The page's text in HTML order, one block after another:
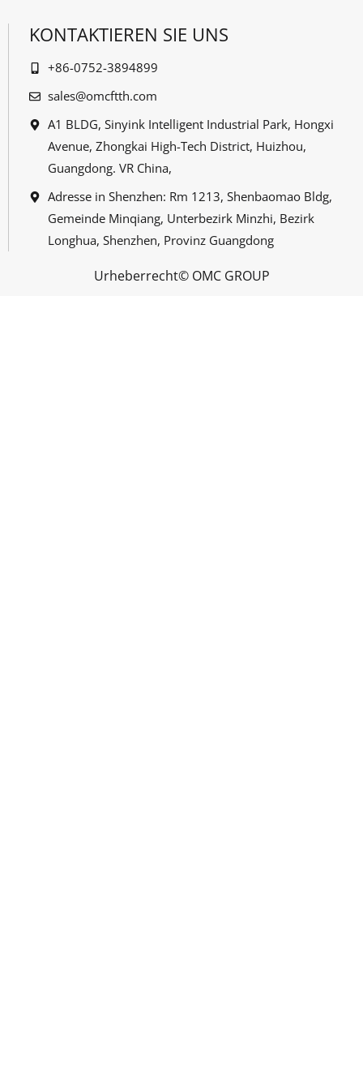
KONTAKTIEREN SIE UNS
+86-0752-3894899
sales@omcftth.com
A1 BLDG, Sinyink Intelligent Industrial Park, Hongxi
Avenue, Zhongkai High-Tech District, Huizhou,
Guangdong. VR China,
Adresse in Shenzhen: Rm 1213, Shenbaomao Bldg,
Gemeinde Minqiang, Unterbezirk Minzhi, Bezirk
Longhua, Shenzhen, Provinz Guangdong
Urheberrecht© OMC GROUP